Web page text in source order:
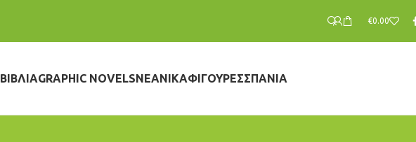
€0.00
ΒΙΒΛΊΑGRAPHIC NOVELSΝΕΑΝΙΚΆΦΙΓΟΎΡΕΣΣΠΆΝΙΑ